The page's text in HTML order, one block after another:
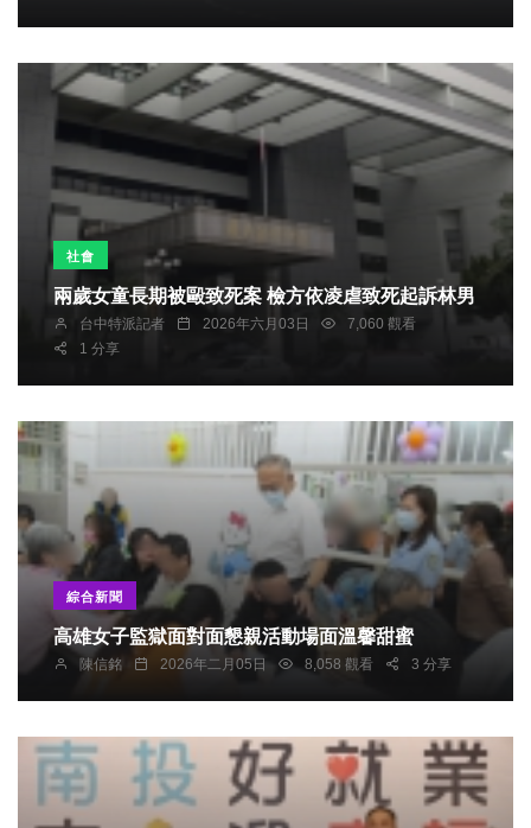
社會
兩歲女童長期被毆致死案 檢方依凌虐致死起訴林男
台中特派記者 2026年六月03日
7,060 觀看
1 分享
綜合新聞
高雄女子監獄面對面懇親活動場面溫馨甜蜜
陳信銘 2026年二月05日 8,058 觀看 3 分享